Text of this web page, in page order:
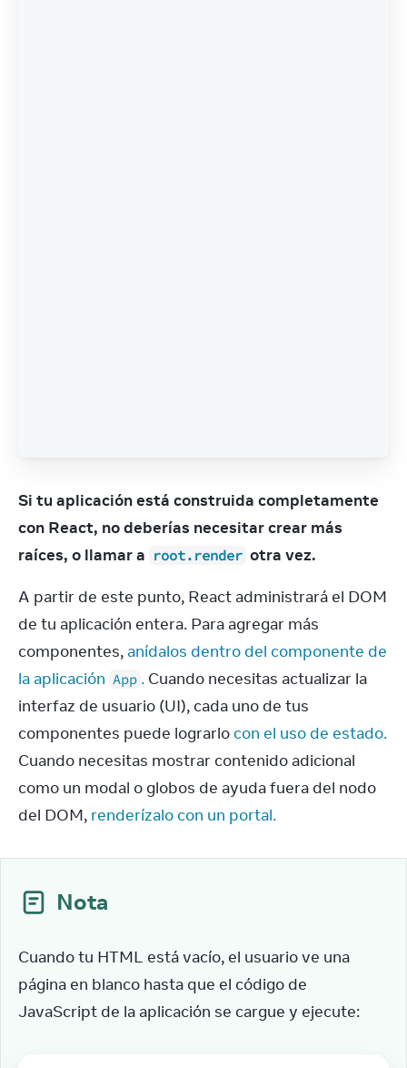
Si tu aplicación está construida completamente
con React, no deberías necesitar crear más
raíces, o llamar a root.render otra vez.
A partir de este punto, React administrará el DOM
de tu aplicación entera. Para agregar más
componentes, anídalos dentro del componente de
la aplicación App . Cuando necesitas actualizar la
interfaz de usuario (UI), cada uno de tus
componentes puede lograrlo con el uso de estado.
Cuando necesitas mostrar contenido adicional
como un modal o globos de ayuda fuera del nodo
del DOM, renderízalo con un portal.
Nota
Cuando tu HTML está vacío, el usuario ve una
página en blanco hasta que el código de
JavaScript de la aplicación se cargue y ejecute: